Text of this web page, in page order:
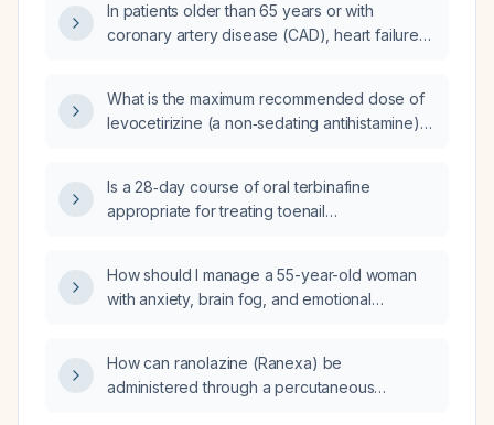
effusion?
In patients older than 65 years or with
coronary artery disease (CAD), heart failure
(ECG) undergoing abdominal aortic aneurysm
repair, what is the clinical significance and
troponin I?
What is the maximum recommended dose of
levocetirizine (a non‑sedating antihistamine)
Is a 28‑day course of oral terbinafine
appropriate for treating toenail
How should I manage a 55-year-old woman
with anxiety, brain fog, and emotional
How can ranolazine (Ranexa) be
administered through a percutaneous